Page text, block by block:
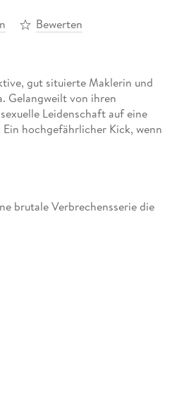
Bewerten
gut situierte Maklerin und
Gelangweilt von ihren
Leidenschaft auf eine
hochgefährlicher Kick, wenn
brutale Verbrechensserie die
aber schon von einem
die Maklerin Elena